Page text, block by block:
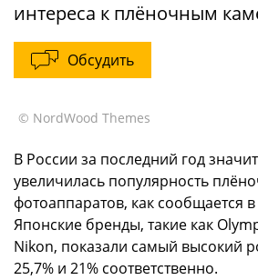
интереса к плёночным
Обсудить
© NordWood Themes
В России за последний год
увеличилась популярность
фотоаппаратов, как сообщается в
Японские бренды, такие как
Nikon, показали самый высокий
25,7% и 21% соответственно.